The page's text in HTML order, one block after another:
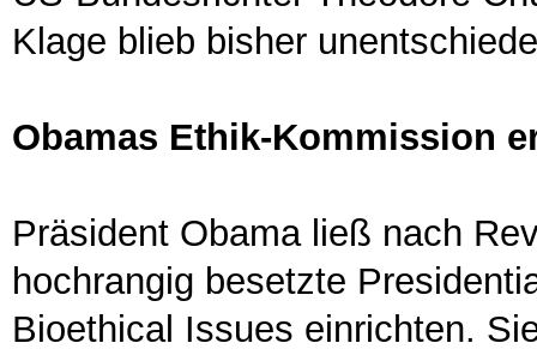
Klage blieb bisher
Obamas Ethik-Kommission
Präsident Obama ließ nach
hochrangig besetzte
Bioethical Issues einrichten.